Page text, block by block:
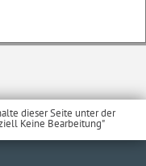
dieser Seite unter der